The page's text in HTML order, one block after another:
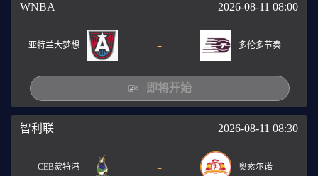
WNBA 2026-08-11 08:00
亚特兰大梦想 - 多伦多节奏
即将开始
智利联 2026-08-11 08:30
CEB蒙特港 - 奥索尔诺